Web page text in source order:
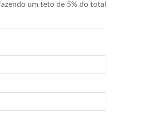
um teto de 5% do total